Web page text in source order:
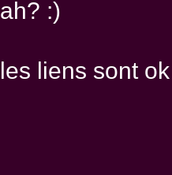
ah? :)
les liens sont